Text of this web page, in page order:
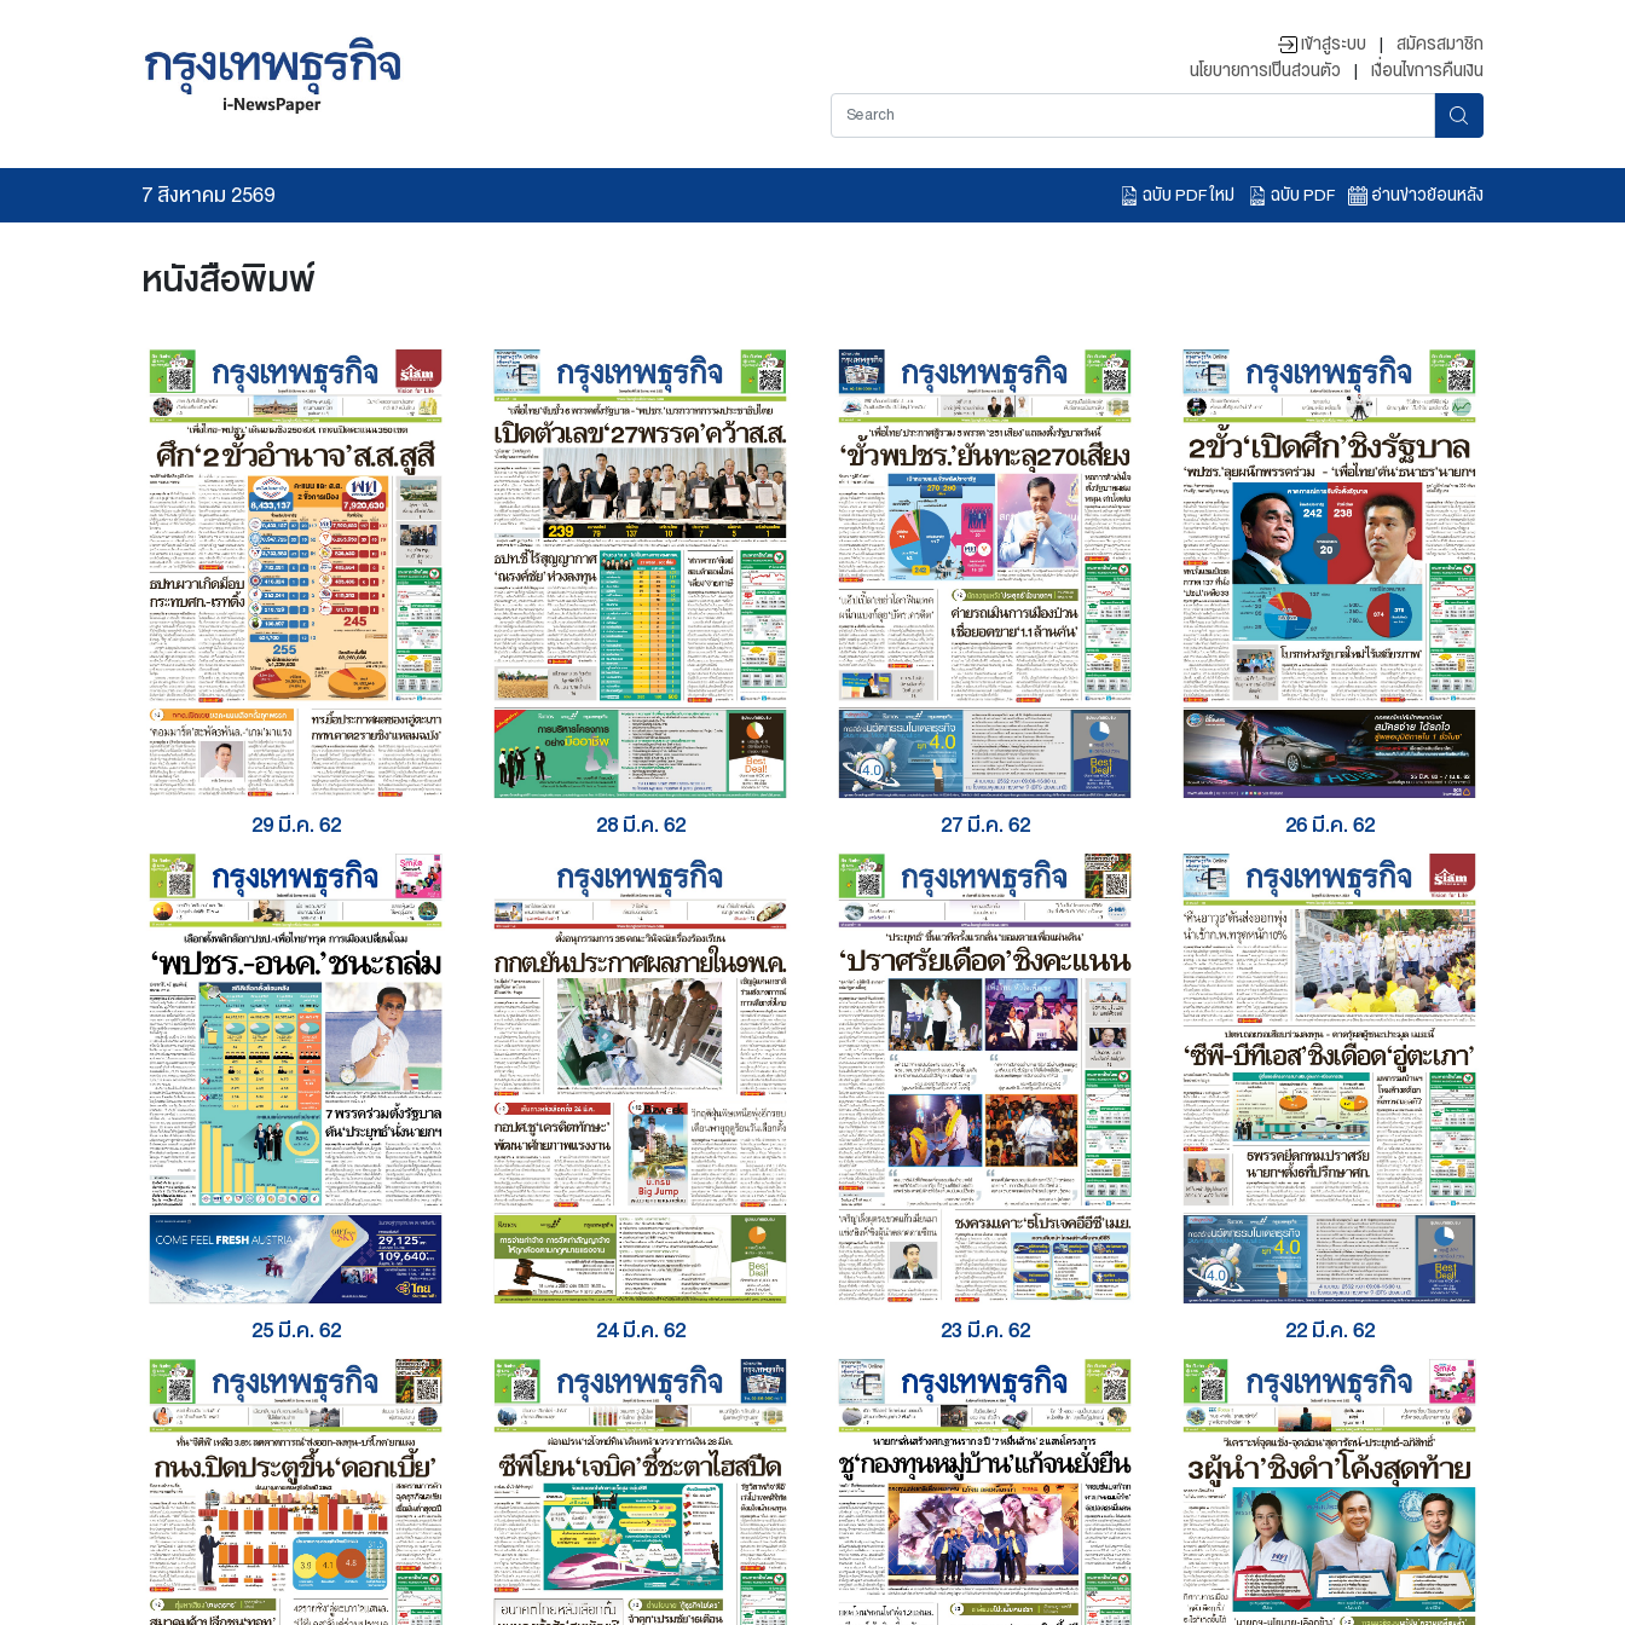
เข้าสู่ระบบ | สมัครสมาชิก
นโยบายการเป็นส่วนตัว | เงื่อนไขการคืนเงิน
7 สิงหาคม 2569 ฉบับ PDF ใหม่ ฉบับ PDF อ่านข่าวย้อนหลัง
หนังสือพิมพ์
29 มี.ค. 62 28 มี.ค. 62 27 มี.ค. 62 26 มี.ค. 62
25 มี.ค. 62 24 มี.ค. 62 23 มี.ค. 62 22 มี.ค. 62